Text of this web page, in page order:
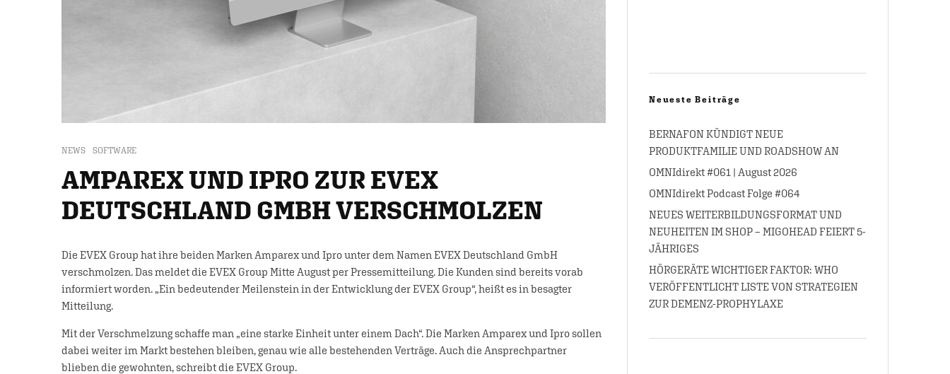
NEWS SOFTWARE
AMPAREX UND IPRO ZUR EVEX
DEUTSCHLAND GMBH VERSCHMOLZEN
Die EVEX Group hat ihre beiden Marken Amparex und Ipro unter dem Namen EVEX Deutschland GmbH
verschmolzen. Das meldet die EVEX Group Mitte August per Pressemitteilung. Die Kunden sind bereits vorab
informiert worden. „Ein bedeutender Meilenstein in der Entwicklung der EVEX Group“, heißt es in besagter
Mitteilung.
Mit der Verschmelzung schaffe man „eine starke Einheit unter einem Dach“. Die Marken Amparex und Ipro sollen
dabei weiter im Markt bestehen bleiben, genau wie alle bestehenden Verträge. Auch die Ansprechpartner
blieben die gewohnten, schreibt die EVEX Group.
Neueste Beiträge
BERNAFON KÜNDIGT NEUE
PRODUKTFAMILIE UND ROADSHOW AN
OMNIdirekt #061 | August 2026
OMNIdirekt Podcast Folge #064
NEUES WEITERBILDUNGSFORMAT UND
NEUHEITEN IM SHOP – MIGOHEAD FEIERT 5-
JÄHRIGES
HÖRGERÄTE WICHTIGER FAKTOR: WHO
VERÖFFENTLICHT LISTE VON STRATEGIEN
ZUR DEMENZ-PROPHYLAXE